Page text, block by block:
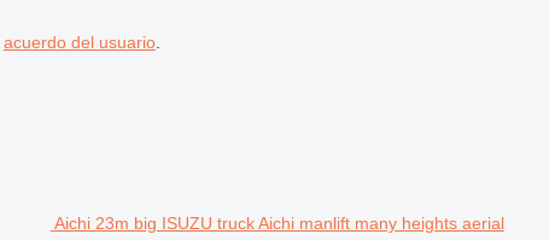
acuerdo del usuario.
Aichi 23m big ISUZU truck Aichi manlift many heights aerial